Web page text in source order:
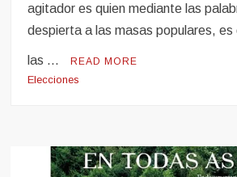
agitador es quien mediante las
despierta a las masas populares, es
las … READ MORE
Elecciones